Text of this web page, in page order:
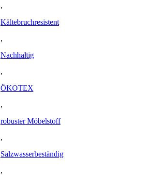
,
Kältebruchresistent
,
Nachhaltig
,
ÖKOTEX
,
robuster Möbelstoff
,
Salzwasserbeständig
,